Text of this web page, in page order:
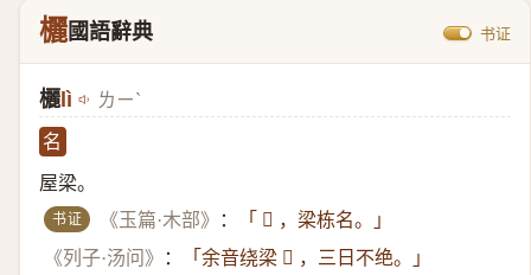
欐國語辭典 书证
欐 lì ㄌㄧˋ
名
屋梁。
书证 《玉篇·木部》 ：
「 𪲔 ，梁栋名。」
《列子·汤问》
： 「余音绕梁 𪲔 ，三日不绝。」